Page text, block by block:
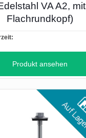
VA A2, mit
Flachrundkopf)
Produkt ansehen